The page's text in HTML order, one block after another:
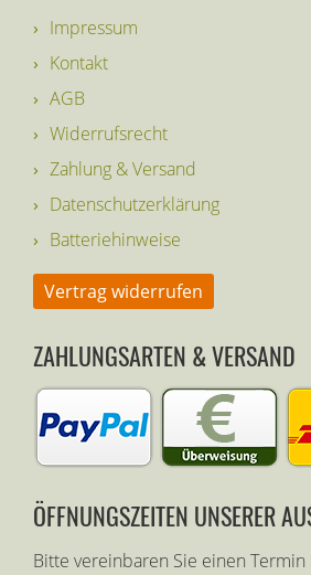
Impressum
Kontakt
AGB
Widerrufsrecht
Zahlung & Versand
Datenschutzerklärung
Batteriehinweise
Vertrag widerrufen
ZAHLUNGSARTEN & VERSAND
ÖFFNUNGSZEITEN UNSERER
Bitte vereinbaren Sie einen Termin